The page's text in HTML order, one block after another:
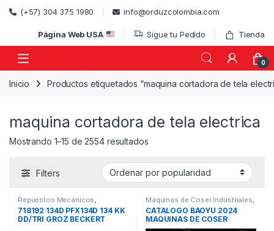
Skip to navigation
Skip to content
(+57) 304 375 1980 info@orduzcolombia.com
Página Web USA Sigue tu Pedido Tienda
0
Inicio Productos etiquetados “maquina cortadora de tela
maquina cortadora de tela electrica
Mostrando 1–15 de 2554 resultadosOrdenado por popularidad
Filters
Repuestos Mecánicos
Repuestos Mecánicos /
Accesorios de Costura,
Repuestos para Máquinas
718192 134D PFX134D 134 KK
DD/TRI GROZ BECKERT
Máquinas de Coser Industriales
Repuestos Mecánicos
CATALOGO BAOYU 2024
MAQUINAS DE COSER